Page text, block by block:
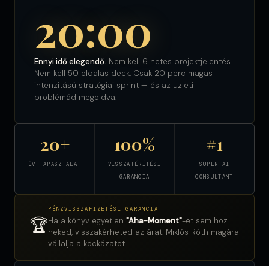
20:00
Ennyi idő elegendő. Nem kell 6 hetes projektjelentés.
Nem kell 50 oldalas deck. Csak 20 perc magas
intenzitású stratégiai sprint — és az üzleti
problémád megoldva.
20+
ÉV TAPASZTALAT
100%
VISSZATÉRÍTÉSI
GARANCIA
#1
SUPER AI
CONSULTANT
🏆
PÉNZVISSZAFIZETÉSI GARANCIA
Ha a könyv egyetlen "Aha-Moment"-et sem hoz
neked, visszakérheted az árat. Miklós Róth magára
vállalja a kockázatot.